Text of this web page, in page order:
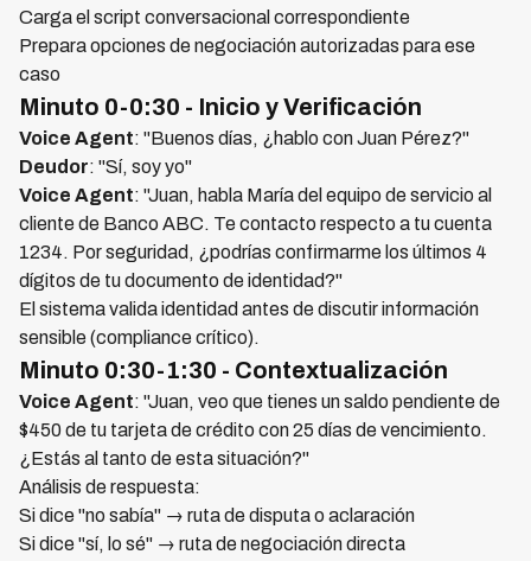
Carga el script conversacional correspondiente
Prepara opciones de negociación autorizadas para ese
caso
Minuto 0-0:30 - Inicio y Verificación
Voice Agent: "Buenos días, ¿hablo con Juan Pérez?"
Deudor: "Sí, soy yo"
Voice Agent: "Juan, habla María del equipo de servicio al
cliente de Banco ABC. Te contacto respecto a tu cuenta
1234. Por seguridad, ¿podrías confirmarme los últimos 4
dígitos de tu documento de identidad?"
El sistema valida identidad antes de discutir información
sensible (compliance crítico).
Minuto 0:30-1:30 - Contextualización
Voice Agent: "Juan, veo que tienes un saldo pendiente de
$450 de tu tarjeta de crédito con 25 días de vencimiento.
¿Estás al tanto de esta situación?"
Análisis de respuesta:
Si dice "no sabía" → ruta de disputa o aclaración
Si dice "sí, lo sé" → ruta de negociación directa